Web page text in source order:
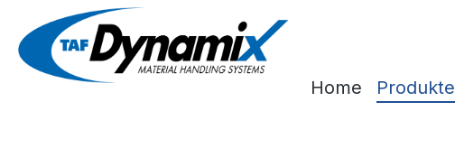
Hauptinhalt springen
Zur Suche springen
Zur Hauptnavigation springen
Home Produkte